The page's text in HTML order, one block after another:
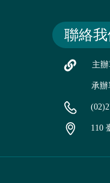
聯絡我
主
承辦
110